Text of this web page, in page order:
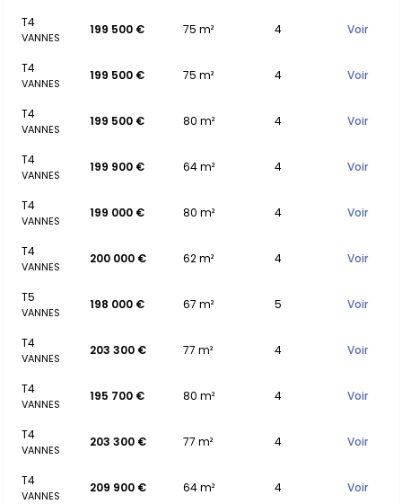
T4
VANNES
199 500 € 75 m² 4 Voir
T4
VANNES
199 500 € 75 m² 4 Voir
T4
VANNES
199 500 € 80 m² 4 Voir
T4
VANNES
199 900 € 64 m² 4 Voir
T4
VANNES
199 000 € 80 m² 4 Voir
T4
VANNES
200 000 € 62 m² 4 Voir
T5
VANNES
198 000 € 67 m² 5 Voir
T4
VANNES
203 300 € 77 m² 4 Voir
T4
VANNES
195 700 € 80 m² 4 Voir
T4
VANNES
203 300 € 77 m² 4 Voir
T4
VANNES
209 900 € 64 m² 4 Voir